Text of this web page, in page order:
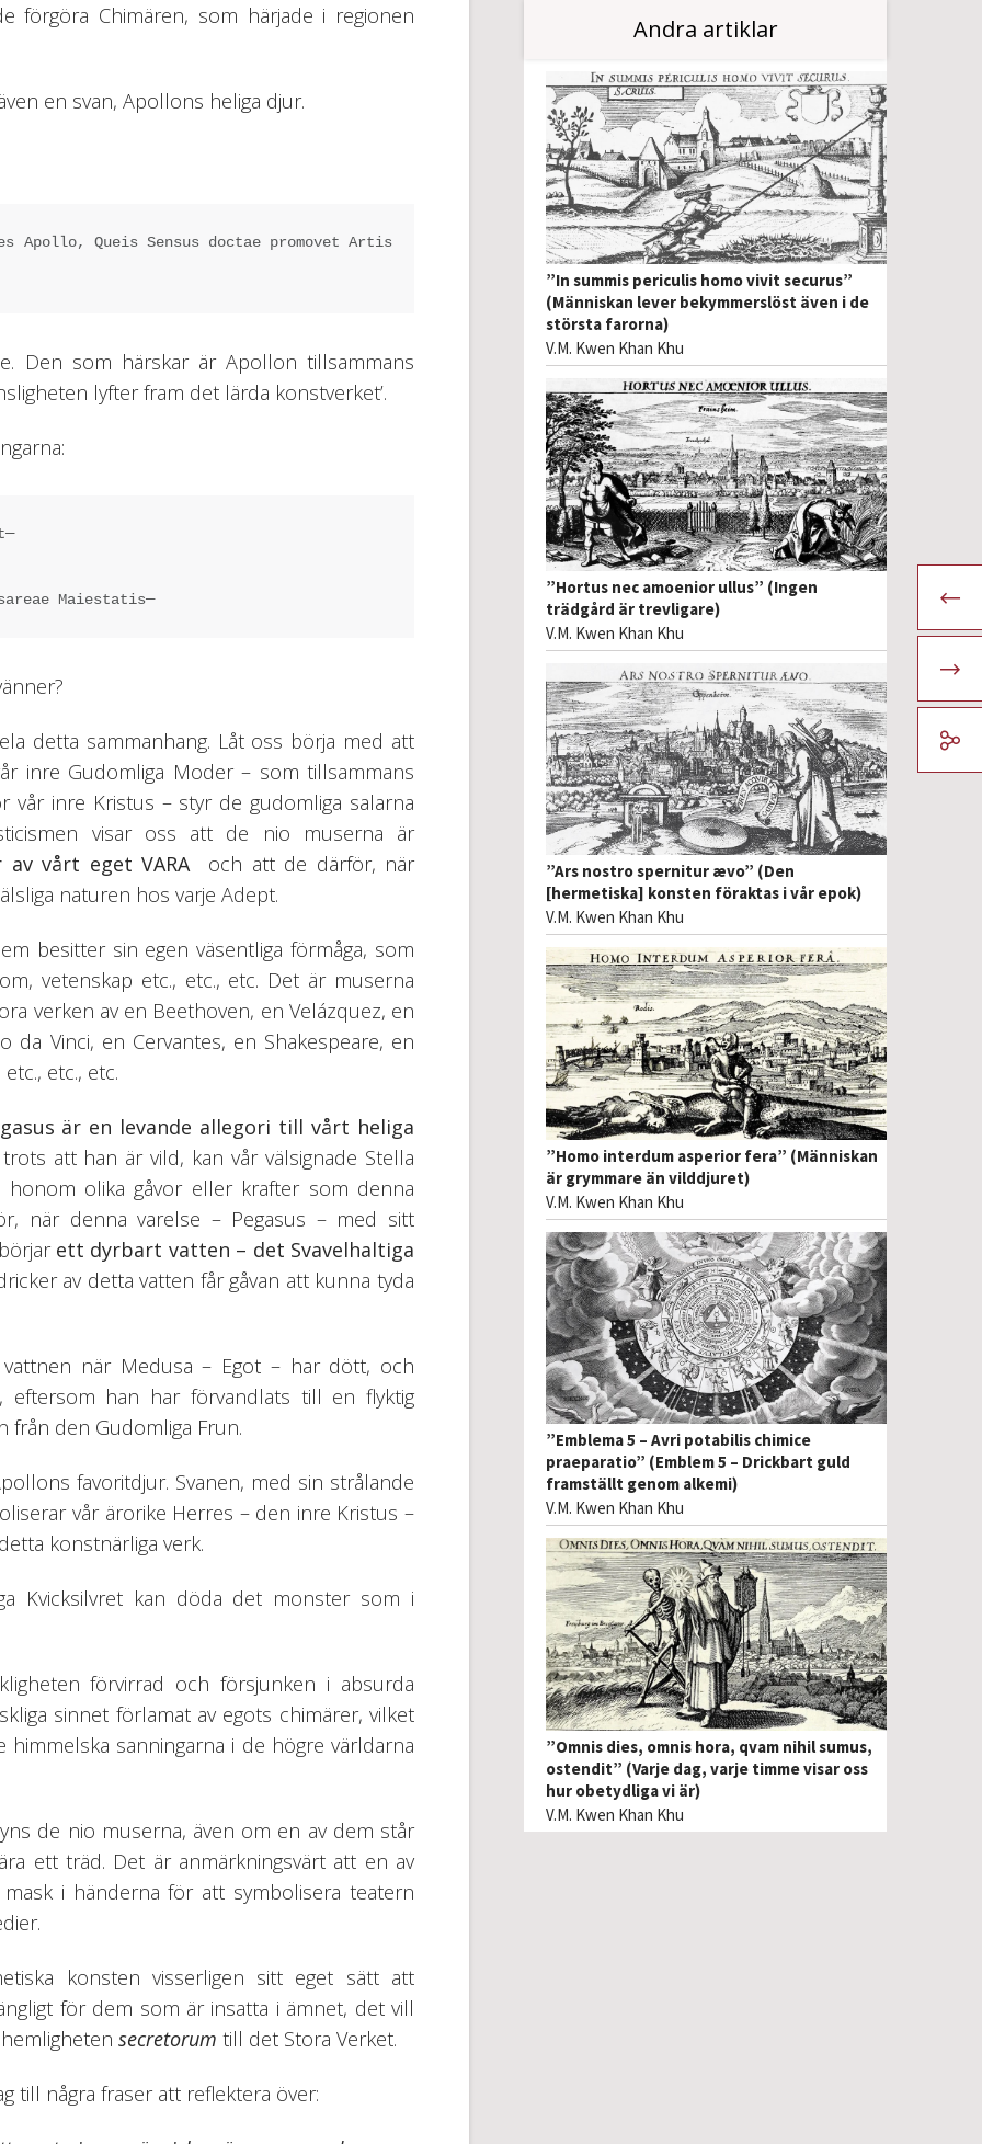
förgöra Chimären, som härjade i regionen
en svan, Apollons heliga djur.
Apollo, Queis Sensus doctae promovet Artis
Den som härskar är Apollon tillsammans
lyfter fram det lärda konstverket’.
Maiestatis─
detta sammanhang. Låt oss börja med att
inre Gudomliga Moder – som tillsammans
inre Kristus – styr de gudomliga salarna
visar oss att de nio muserna är
vårt eget VARAoch att de därför, när
naturen hos varje Adept.
besitter sin egen väsentliga förmåga, som
vetenskap etc., etc., etc. Det är muserna
verken av en Beethoven, en Velázquez, en
da Vinci, en Cervantes, en Shakespeare, en
etc., etc.
är en levande allegori till vårt heliga
att han är vild, kan vår välsignade Stella
olika gåvor eller krafter som denna
när denna varelse – Pegasus – med sitt
ett dyrbart vatten – det Svavelhaltiga
av detta vatten får gåvan att kunna tyda
när Medusa – Egot – har dött, och
eftersom han har förvandlats till en flyktig
från den Gudomliga Frun.
favoritdjur. Svanen, med sin strålande
vår ärorike Herres – den inre Kristus –
konstnärliga verk.
Kvicksilvret kan döda det monster som i
förvirrad och försjunken i absurda
sinnet förlamat av egots chimärer, vilket
sanningarna i de högre världarna
de nio muserna, även om en av dem står
ett träd. Det är anmärkningsvärt att en av
i händerna för att symbolisera teatern
konsten visserligen sitt eget sätt att
för dem som är insatta i ämnet, det vill
secretorum till det Stora Verket.
till några fraser att reflektera över:
Andra artiklar
”In summis periculis homo vivit securus”
(Människan lever bekymmerslöst även i de
största farorna)
V.M. Kwen Khan Khu
”Hortus nec amoenior ullus” (Ingen
trädgård är trevligare)
V.M. Kwen Khan Khu
”Ars nostro spernitur ævo” (Den
[hermetiska] konsten föraktas i vår epok)
V.M. Kwen Khan Khu
”Homo interdum asperior fera” (Människan
är grymmare än vilddjuret)
V.M. Kwen Khan Khu
”Emblema 5 – Avri potabilis chimice
praeparatio” (Emblem 5 – Drickbart guld
framställt genom alkemi)
V.M. Kwen Khan Khu
”Omnis dies, omnis hora, qvam nihil sumus,
ostendit” (Varje dag, varje timme visar oss
hur obetydliga vi är)
V.M. Kwen Khan Khu